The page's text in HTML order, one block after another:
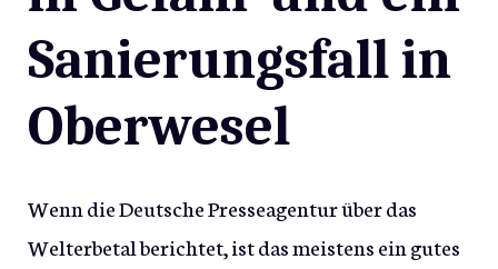
Sanierungsfall in
Oberwesel
Wenn die Deutsche Presseagentur über das
Welterbetal berichtet, ist das meistens ein gutes